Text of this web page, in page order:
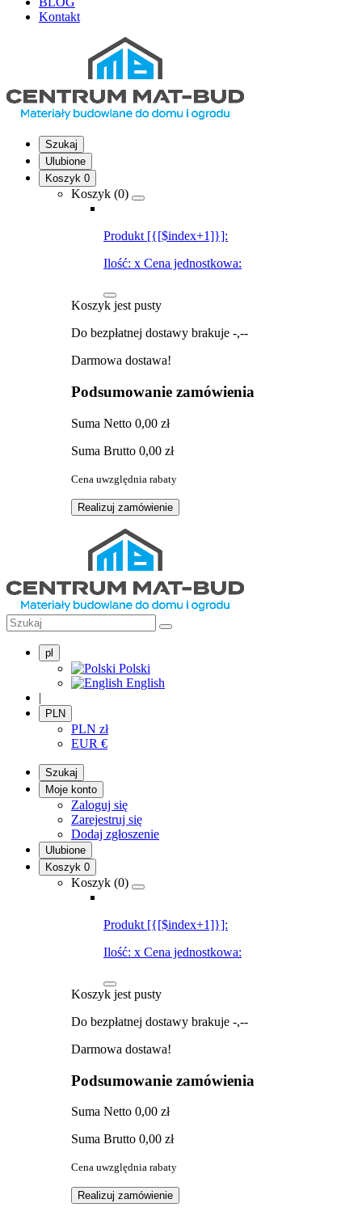
Kontakt
Szukaj
Ulubione
Koszyk 0
Koszyk (0)
Produkt [{[$index+1]}]:
Ilość: x Cena jednostkowa:
Koszyk jest pusty
Do bezpłatnej dostawy brakuje -,--
Darmowa dostawa!
Podsumowanie zamówienia
Suma Netto 0,00 zł
Suma Brutto 0,00 zł
Cena uwzględnia rabaty
Realizuj zamówienie
pl
Polski
English
|
PLN
PLN zł
EUR €
Szukaj
Moje konto
Zaloguj się
Zarejestruj się
Dodaj zgłoszenie
Ulubione
Koszyk 0
Koszyk (0)
Produkt [{[$index+1]}]:
Ilość: x Cena jednostkowa:
Koszyk jest pusty
Do bezpłatnej dostawy brakuje -,--
Darmowa dostawa!
Podsumowanie zamówienia
Suma Netto 0,00 zł
Suma Brutto 0,00 zł
Cena uwzględnia rabaty
Realizuj zamówienie